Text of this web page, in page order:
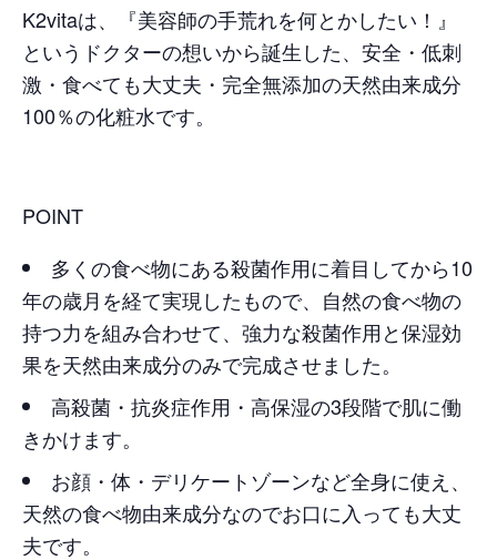
K2vitaは、『美容師の手荒れを何とかしたい！』
というドクターの想いから誕生した、安全・低刺
激・食べても大丈夫・完全無添加の天然由来成分
100％の化粧水です。
POINT
多くの食べ物にある殺菌作用に着目してから10
年の歳月を経て実現したもので、自然の食べ物の
持つ力を組み合わせて、強力な殺菌作用と保湿効
果を天然由来成分のみで完成させました。
高殺菌・抗炎症作用・高保湿の3段階で肌に働
きかけます。
お顔・体・デリケートゾーンなど全身に使え、
天然の食べ物由来成分なのでお口に入っても大丈
夫です。